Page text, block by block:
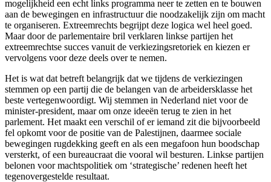
mogelijkheid een echt links programma neer te zetten en te bouwen
aan de bewegingen en infrastructuur die noodzakelijk zijn om macht
te organiseren. Extreemrechts begrijpt deze logica wel heel goed.
Maar door de parlementaire bril verklaren linkse partijen het
extreemrechtse succes vanuit de verkiezingsretoriek en kiezen er
vervolgens voor deze deels over te nemen.
Het is wat dat betreft belangrijk dat we tijdens de verkiezingen
stemmen op een partij die de belangen van de arbeidersklasse het
beste vertegenwoordigt. Wij stemmen in Nederland niet voor de
minister-president, maar om onze ideeën terug te zien in het
parlement. Het maakt een verschil of er iemand zit die bijvoorbeeld
fel opkomt voor de positie van de Palestijnen, daarmee sociale
bewegingen rugdekking geeft en als een megafoon hun boodschap
versterkt, of een bureaucraat die vooral wil besturen. Linkse partijen
belonen voor machtspolitiek om ‘strategische’ redenen heeft het
tegenovergestelde resultaat.